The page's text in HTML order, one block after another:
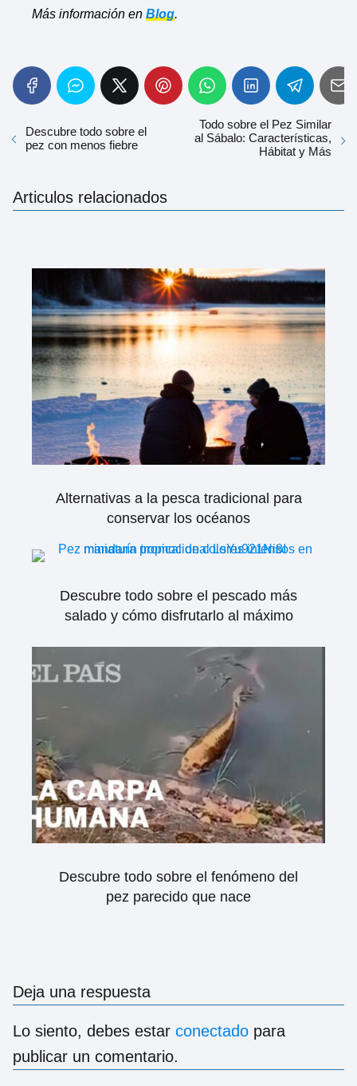
Más información en Blog.
Descubre todo sobre el
pez con menos fiebre
Todo sobre el Pez Similar
al Sábalo: Características,
Hábitat y Más
Articulos relacionados
Alternativas a la pesca tradicional para
conservar los océanos
Descubre todo sobre el pescado más
salado y cómo disfrutarlo al máximo
Descubre todo sobre el fenómeno del
pez parecido que nace
Deja una respuesta
Lo siento, debes estar conectado para
publicar un comentario.